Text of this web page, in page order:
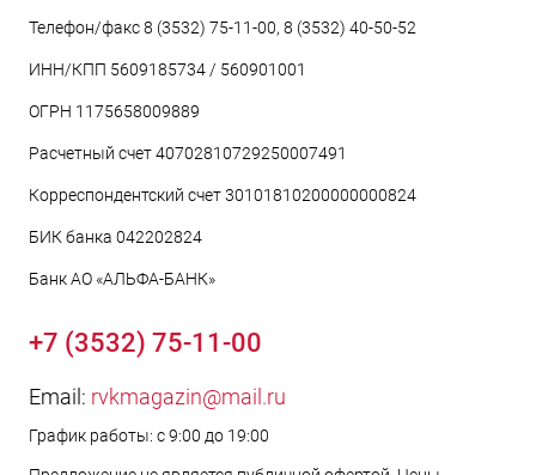
Телефон/факс 8 (3532) 75-11-00, 8 (3532) 40-50-52
ИНН/КПП 5609185734 / 560901001
ОГРН 1175658009889
Расчетный счет 40702810729250007491
Корреспондентский счет 30101810200000000824
БИК банка 042202824
Банк АО «АЛЬФА-БАНК»
+7 (3532) 75-11-00
Email: rvkmagazin@mail.ru
График работы: с 9:00 до 19:00